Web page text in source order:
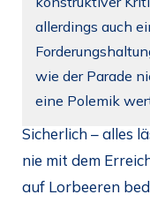
Sicherlich – alles
nie mit dem
auf Lorbeeren
allerdings auch
wie der Parade
eine Polemik